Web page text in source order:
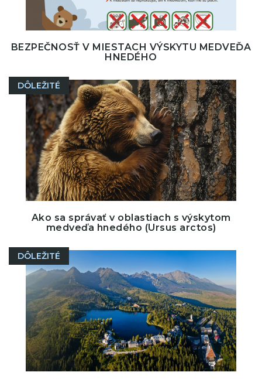
BEZPEČNOSŤ V MIESTACH VÝSKYTU MEDVEĎA
HNEDÉHO
DÔLEŽITÉ
Ako sa správať v oblastiach s výskytom
medveďa hnedého (Ursus arctos)
DÔLEŽITÉ